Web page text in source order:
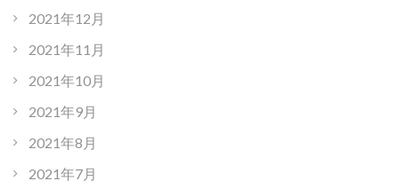
2021年12月
2021年11月
2021年10月
2021年9月
2021年8月
2021年7月